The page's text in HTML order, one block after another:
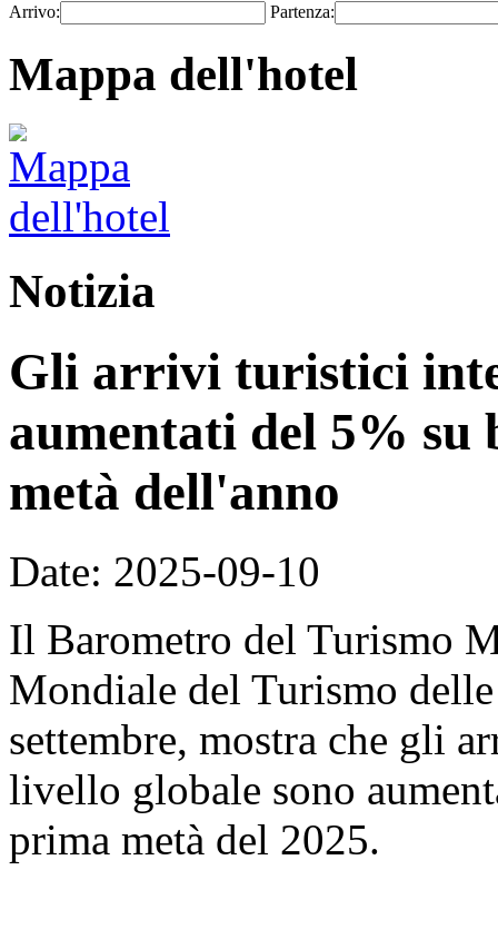
Arrivo: Partenza:
Mappa dell'hotel
Notizia
Gli arrivi turistici
aumentati del 5% su
metà dell'anno
Date: 2025-09-10
Il Barometro del Turismo
Mondiale del Turismo
settembre, mostra che gli
livello globale sono
prima metà del 2025.